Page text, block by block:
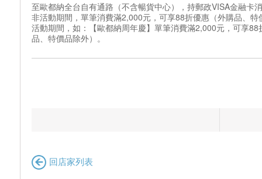
至歐都納全台自有通路（不含暢貨中心），持郵政VISA金融卡
非活動期間，單筆消費滿2,000元，可享88折優惠（外購品、特
活動期間，如：【歐都納周年慶】單筆消費滿2,000元，可享
品、特價品除外）。
回店家列表